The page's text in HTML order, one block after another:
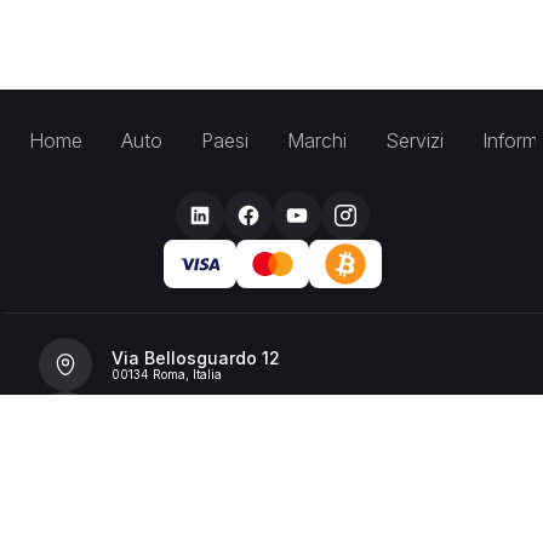
Home Auto Paesi Marchi Servizi
Via Bellosguardo 12
00134 Roma, Italia